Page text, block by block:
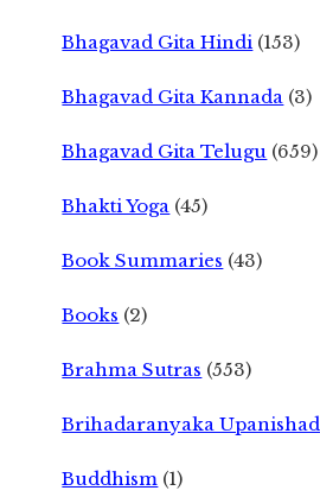
Bhagavad Gita Hindi (153)
Bhagavad Gita Kannada (3)
Bhagavad Gita Telugu (659)
Bhakti Yoga (45)
Book Summaries (43)
Books (2)
Brahma Sutras (553)
Brihadaranyaka Upanishad
Buddhism (1)